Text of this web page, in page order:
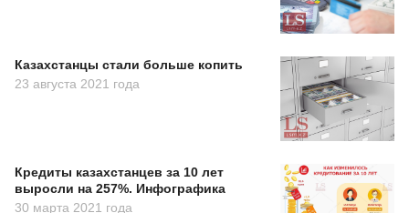
Казахстанцы стали больше копить
23 августа 2021 года
Кредиты казахстанцев за 10 лет
выросли на 257%. Инфографика
30 марта 2021 года